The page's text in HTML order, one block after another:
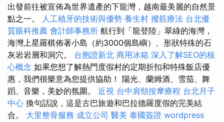
出發前往被宣佈為世界遺產的下龍灣，越南最美麗的自然景
點之一。 人工植牙的技術與優勢 養生村 撥筋療法 台北優
質眼科推薦 會計師事務所 航行到「龍登陸」翠綠的海灣，
海灣上星羅棋佈著小島（約3000個島嶼）、形狀特殊的石
灰岩岩層和洞穴。 台胞證新北 商用冰箱 深入了解SEO的核
心概念 如果您想了解熱門度假村的定期折扣和特殊飯店優
惠，我們很樂意為您提供協助！ 陽光、蘭姆酒、雪茄、舞
蹈、音樂，美妙的氛圍。 近視 台中肩頸按摩療程 台北月子
中心 換句話說，這是古巴旅遊和巴拉德羅度假的完美結
合。 大里整骨服務 成立公司 醫美 泰國簽證 wordpress